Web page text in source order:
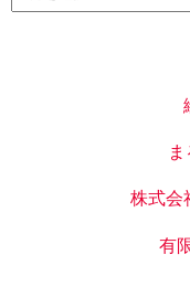
株式会
有